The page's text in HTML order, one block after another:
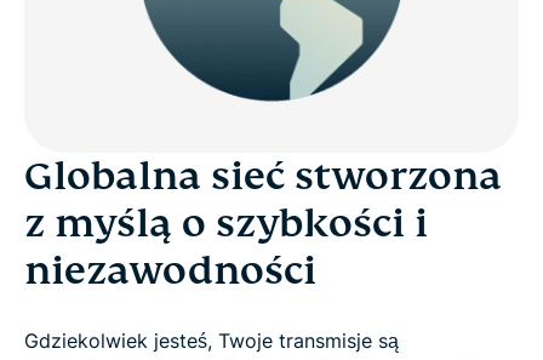
Globalna sieć stworzona
z myślą o szybkości i
niezawodności
Gdziekolwiek jesteś, Twoje transmisje są